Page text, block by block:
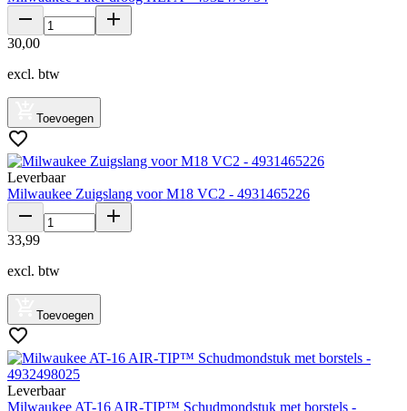
30,00
excl. btw
Toevoegen
Leverbaar
Milwaukee Zuigslang voor M18 VC2 - 4931465226
33,99
excl. btw
Toevoegen
Leverbaar
Milwaukee AT-16 AIR-TIP™ Schudmondstuk met borstels -